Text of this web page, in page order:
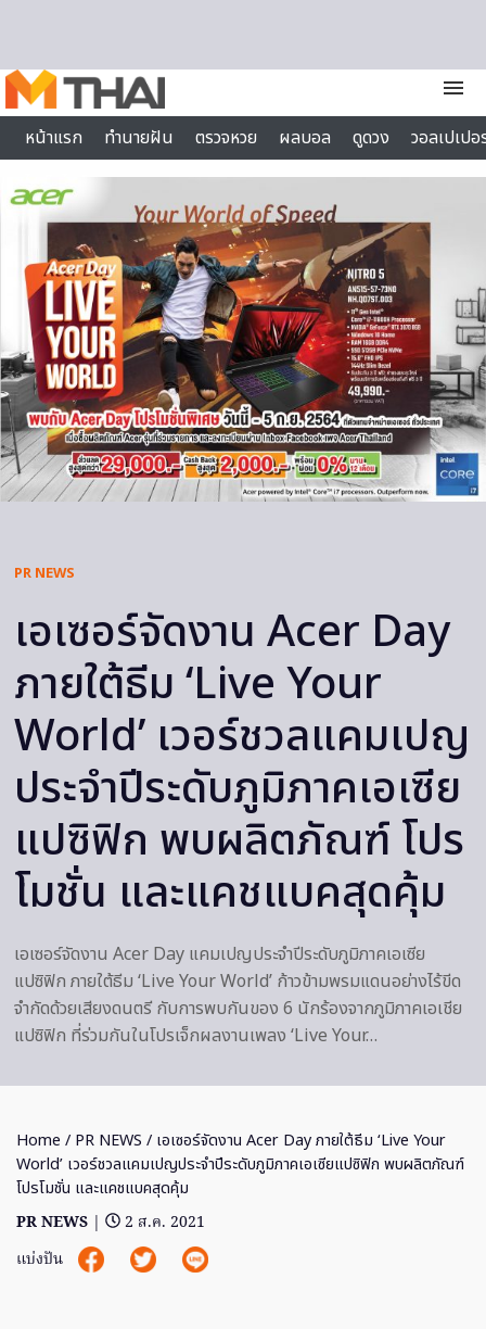
menu
หน้าแรก
ทำนายฝัน ตรวจหวย ผลบอล ดูดวง
วอลเปเป
ไลฟ์สไตล์
PR NEWS
เอเซอร์จัดงาน Acer Day
ภายใต้ธีม ‘Live Your
World’ เวอร์ชวลแคมเปญ
ประจำปีระดับภูมิภาคเอเซีย
แปซิฟิก พบผลิตภัณฑ์ โปร
โมชั่น และแคชแบคสุดคุ้ม
เอเซอร์จัดงาน Acer Day แคมเปญประจำปีระดับภูมิภาคเอเซีย
แปซิฟิก ภายใต้ธีม ‘Live Your World’ ก้าวข้ามพรมแดนอย่างไร้ขีด
จำกัดด้วยเสียงดนตรี กับการพบกันของ 6 นักร้องจากภูมิภาคเอเชีย
แปซิฟิก ที่ร่วมกันในโปรเจ็กผลงานเพลง ‘Live Your…
Home / PR NEWS / เอเซอร์จัดงาน Acer Day ภายใต้ธีม ‘Live Your
World’ เวอร์ชวลแคมเปญประจำปีระดับภูมิภาคเอเซียแปซิฟิก พบผลิตภัณฑ์
โปรโมชั่น และแคชแบคสุดคุ้ม
PR NEWS |
2 ส.ค. 2021
แบ่งปัน